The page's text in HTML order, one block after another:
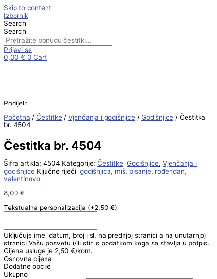
Skip to content
Izbornik
Search
Search
Prijavi se
0,00 € 0 Cart
Podijeli:
Početna / Čestitke / Vjenčanja i godišnjice / Godišnjice / Čestitka
br. 4504
Čestitka br. 4504
Šifra artikla: 4504 Kategorije: Čestitke, Godišnjice, Vjenčanja i
godišnjice Ključne riječi: godišnjica, miš, pisanje, rođendan,
valentinovo
8,00 €
Tekstualna personalizacija (+2,50 €)
Uključuje ime, datum, broj i sl. na prednjoj stranici a na unutarnjoj
stranici Vašu posvetu i/ili stih s podatkom koga se stavlja u potpis.
Cijena usluge je 2,50 €/kom.
Osnovna cijena
Dodatne opcije
Ukupno